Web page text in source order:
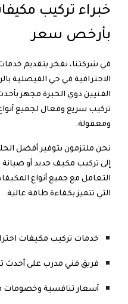
خبراء تركيب
بأرخص سعر
الاحترافية في حي الفيصلية
الفنيين ذوي الخبرة مجهز
تركيب سريع وفعال لجميع
ومعقولة.
نحن ملتزمون بتوفير أفضل
إلى تركيب مكيف جديد أو
التعامل مع جميع أنواع
التي تتميز بكفاءة طاقة عالية.
خدمات تركيب مكيفات
فريق فني مدرب على أحدث
أسعار تنافسية وخصومات